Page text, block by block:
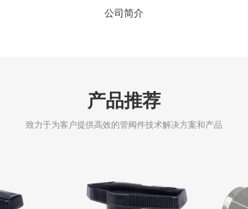
公司简介
产品推荐
致力于为客户提供高效的管阀件技术解决方案和产品